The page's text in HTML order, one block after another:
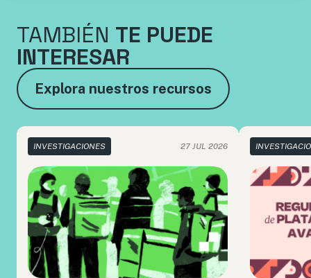
TAMBIÉN TE PUEDE
INTERESAR
Explora nuestros recursos
INVESTIGACIONES 27 JUL 2026